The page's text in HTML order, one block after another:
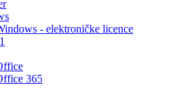
- elektroničke licence
365